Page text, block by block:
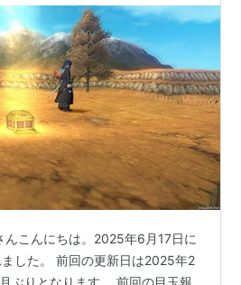
んこんにちは。2025年6月17日に
した。 前回の更新日は2025年2
ぶりとなります。 前回の目玉報